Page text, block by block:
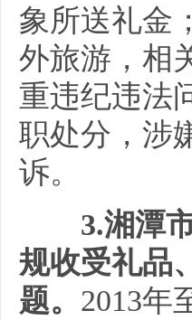
象所送礼金
外旅游，相
重违纪违法
职处分，涉
诉。
3.湘潭
规收受礼品
题。 2013年